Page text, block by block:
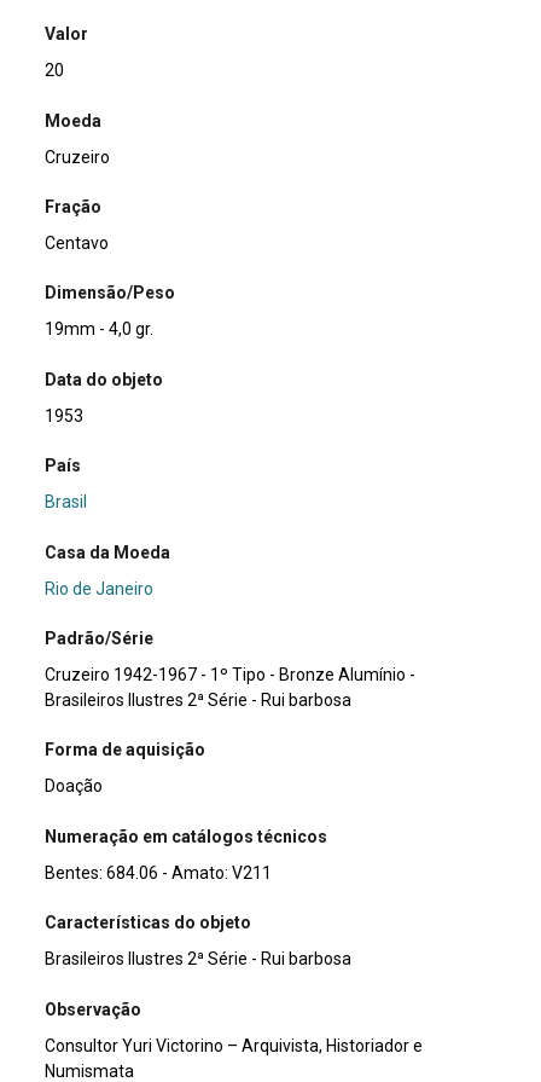
Valor
20
Moeda
Cruzeiro
Fração
Centavo
Dimensão/Peso
19mm - 4,0 gr.
Data do objeto
1953
País
Brasil
Casa da Moeda
Rio de Janeiro
Padrão/Série
Cruzeiro 1942-1967 - 1º Tipo - Bronze Alumínio -
Brasileiros Ilustres 2ª Série - Rui barbosa
Forma de aquisição
Doação
Numeração em catálogos técnicos
Bentes: 684.06 - Amato: V211
Características do objeto
Brasileiros Ilustres 2ª Série - Rui barbosa
Observação
Consultor Yuri Victorino – Arquivista, Historiador e
Numismata